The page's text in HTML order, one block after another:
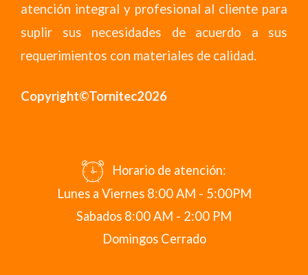
atención integral y profesional al cliente para
suplir sus necesidades de acuerdo a sus
requerimientos con materiales de calidad.
Copyright©Tornitec2026
Horario de atención:
Lunes a Viernes 8:00 AM - 5:00PM
Sabados 8:00 AM - 2:00 PM
Domingos Cerrado